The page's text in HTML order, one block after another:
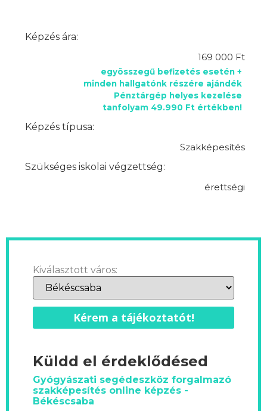
Képzés ára:
169 000 Ft
egyösszegű befizetés esetén +
minden hallgatónk részére ajándék
Pénztárgép helyes kezelése
tanfolyam 49.990 Ft értékben!
Képzés típusa:
Szakképesítés
Szükséges iskolai végzettség:
érettségi
Kiválasztott város:
Kérem a tájékoztatót!
Küldd el érdeklődésed
Gyógyászati segédeszköz forgalmazó
szakképesítés online képzés -
Békéscsaba